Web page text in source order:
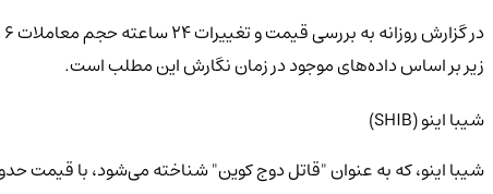
زیر بر اساس داده‌های موجود در زمان نگارش این مطلب است.
شیبا اینو (SHIB)
شیبا اینو، که به عنوان "قاتل دوج کوین" شناخته می‌شود، با قیمت